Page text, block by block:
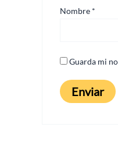
Nombre *
Guarda mi